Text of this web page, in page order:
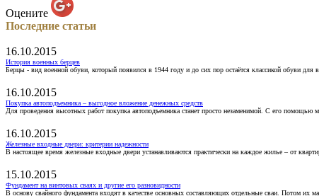
Оцените
Последние статьи
16.10.2015
История военных берцев
Берцы - вид военной обуви, который появился в 1944 году и до сих пор остаётся классикой обуви для
16.10.2015
Покупка автоподъемника – выгодное вложение денежных средств
Для проведения высотных работ покупка автоподъемника станет просто незаменимой. С его
16.10.2015
Железные входные двери: критерии надежности
В настоящее время железные входные двери устанавливаются практически на каждое жилье – от
15.10.2015
Фундамент на винтовых сваях и другие его разновидности
В основу свайного фундамента входят в качестве основных составляющих отдельные сваи. Потом их